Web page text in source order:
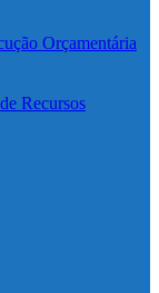
Orçamentária
Recursos